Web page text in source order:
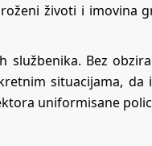
životi i imovina
službenika. Bez
situacijama,
uniformisane